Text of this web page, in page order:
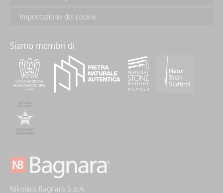
Impostazione dei cookie
Siamo membri di
Nikolaus Bagnara S.p.A.